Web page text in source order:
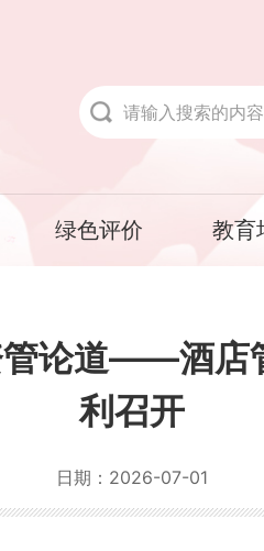
绿色评价 教育
论道——酒店
利召开
日期： 2026-07-01